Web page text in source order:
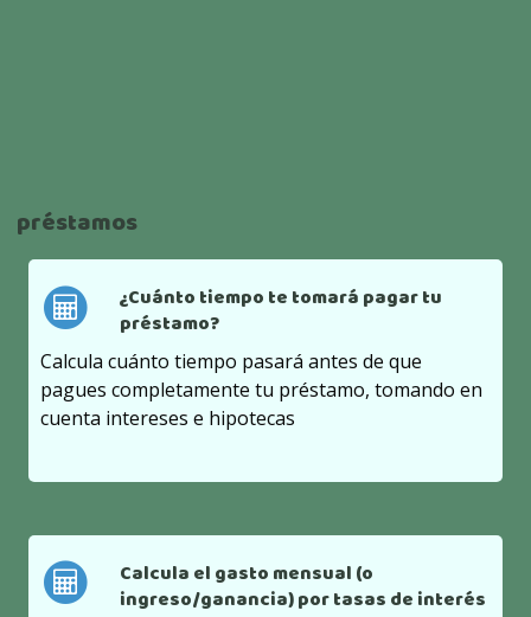
préstamos
¿Cuánto tiempo te tomará pagar tu
préstamo?
Calcula cuánto tiempo pasará antes de que
pagues completamente tu préstamo, tomando en
cuenta intereses e hipotecas
Calcula el gasto mensual (o
ingreso/ganancia) por tasas de interés